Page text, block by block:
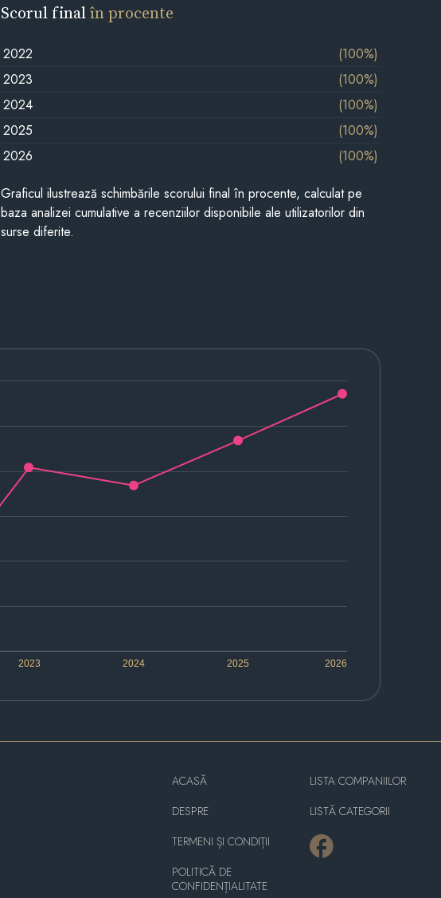
Scorul finalîn procente
2022
(100%)
2023
(100%)
2024
(100%)
2025
(100%)
2026
(100%)
Graficul ilustrează schimbările scorului final în procente, calculat pe
baza analizei cumulative a recenziilor disponibile ale utilizatorilor din
surse diferite.
2023 2024 2025 2026
ACASĂ
DESPRE
TERMENI ȘI CONDIȚII
POLITICĂ DE
CONFIDENȚIALITATE
LISTA COMPANIILOR
LISTĂ CATEGORII